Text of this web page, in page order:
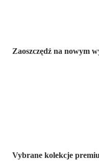
Zaoszczędź na nowym
Vybrane kolekcje